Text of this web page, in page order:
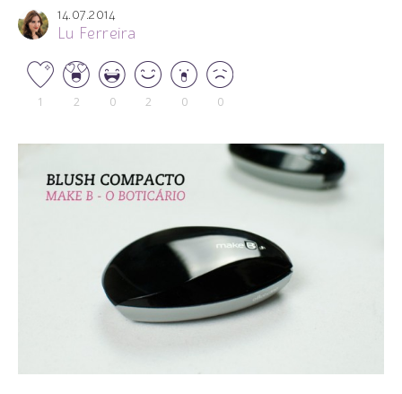
14.07.2014
Lu Ferreira
1 2 0 2 0 0